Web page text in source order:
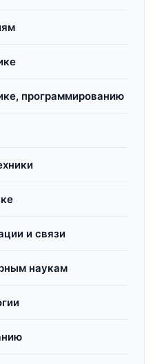
программированию
и связи
наукам